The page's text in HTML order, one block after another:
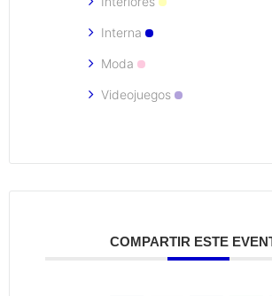
Interna
Moda
Videojuegos
COMPARTIR ESTE